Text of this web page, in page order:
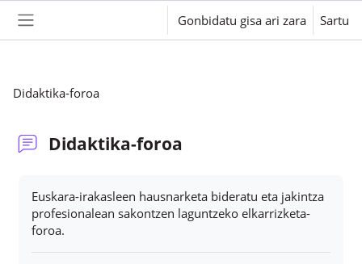
Alboko panela
Gonbidatu gisa ari zara Sartu
Didaktika-foroa
Didaktika-foroa
Euskara-irakasleen hausnarketa bideratu eta jakintza
profesionalean sakontzen laguntzeko elkarrizketa-
foroa.